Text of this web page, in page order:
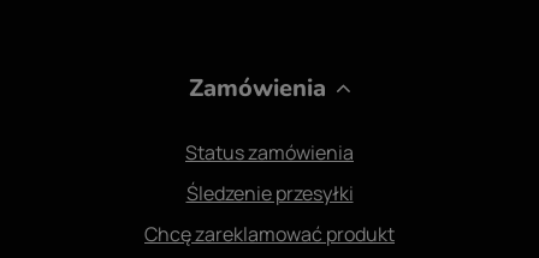
Zamówienia
Status zamówienia
Śledzenie przesyłki
Chcę zareklamować produkt